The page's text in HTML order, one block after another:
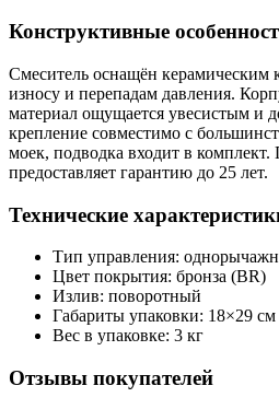
Конструктивные
Смеситель оснащён керамическим
износу и перепадам давления.
материал ощущается увесистым и
крепление совместимо с
моек, подводка входит в комплект.
предоставляет гарантию до 25 лет.
Технические
Тип управления:
Цвет покрытия: бронза (BR)
Излив: поворотный
Габариты упаковки: 18×29 см
Вес в упаковке: 3 кг
Отзывы покупателей